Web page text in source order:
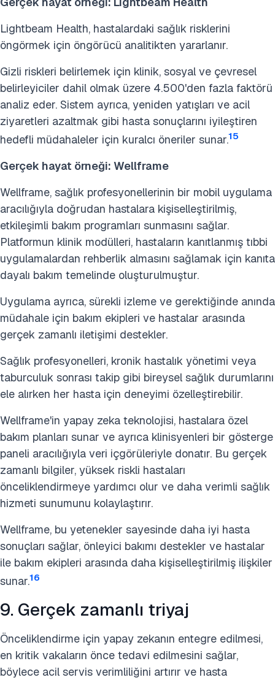
Lightbeam Health, hastalardaki sağlık risklerini
öngörmek için öngörücü analitikten yararlanır.
Gizli riskleri belirlemek için klinik, sosyal ve çevresel
belirleyiciler dahil olmak üzere 4.500'den fazla faktörü
analiz eder. Sistem ayrıca, yeniden yatışları ve acil
ziyaretleri azaltmak gibi hasta sonuçlarını iyileştiren
hedefli müdahaleler için kuralcı öneriler sunar.15
Gerçek hayat örneği: Wellframe
Wellframe, sağlık profesyonellerinin bir mobil uygulama
aracılığıyla doğrudan hastalara kişiselleştirilmiş,
etkileşimli bakım programları sunmasını sağlar.
Platformun klinik modülleri, hastaların kanıtlanmış tıbbi
uygulamalardan rehberlik almasını sağlamak için kanıta
dayalı bakım temelinde oluşturulmuştur.
Uygulama ayrıca, sürekli izleme ve gerektiğinde anında
müdahale için bakım ekipleri ve hastalar arasında
gerçek zamanlı iletişimi destekler.
Sağlık profesyonelleri, kronik hastalık yönetimi veya
taburculuk sonrası takip gibi bireysel sağlık durumlarını
ele alırken her hasta için deneyimi özelleştirebilir.
Wellframe'in yapay zeka teknolojisi, hastalara özel
bakım planları sunar ve ayrıca klinisyenleri bir gösterge
paneli aracılığıyla veri içgörüleriyle donatır. Bu gerçek
zamanlı bilgiler, yüksek riskli hastaları
önceliklendirmeye yardımcı olur ve daha verimli sağlık
hizmeti sunumunu kolaylaştırır.
Wellframe, bu yetenekler sayesinde daha iyi hasta
sonuçları sağlar, önleyici bakımı destekler ve hastalar
ile bakım ekipleri arasında daha kişiselleştirilmiş ilişkiler
sunar.16
9. Gerçek zamanlı triyaj
Önceliklendirme için yapay zekanın entegre edilmesi,
en kritik vakaların önce tedavi edilmesini sağlar,
böylece acil servis verimliliğini artırır ve hasta